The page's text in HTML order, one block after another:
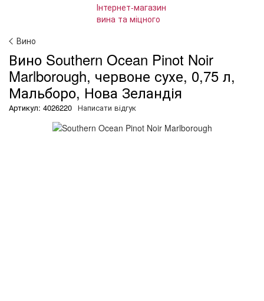
Вино
Вино Southern Ocean Pinot Noir
Marlborough, червоне сухе, 0,75 л,
Мальборо, Нова Зеландія
Артикул: 4026220 Написати відгук